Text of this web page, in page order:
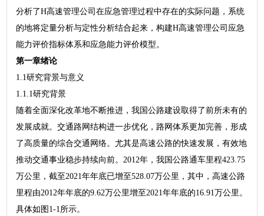
分析了H高速管理公司在应急管理过程中存在的实际问题，系统
的地将定量分析与定性分析结合起来，构建H高速管理公司应急
能力评价指标体系和应急能力评价模型。
第一章绪论
1.1研究背景与意义
1.1.1研究背景
随着全面深化改革地不断推进，我国公路建设取得了前所未有的
发展成就。交通路网结构进一步优化，路网体系更加完善，形成
了高质量的综合交通网络。尤其是高速公路的快速发展，有效地
推动交通事业稳步持续向前。2012年，我国公路通车里程423.75
万公里，截至2021年年底已增至528.07万公里，其中，高速公路
里程由2012年年底的9.62万公里增至2021年年底的16.91万公里。
具体如图1-1所示。